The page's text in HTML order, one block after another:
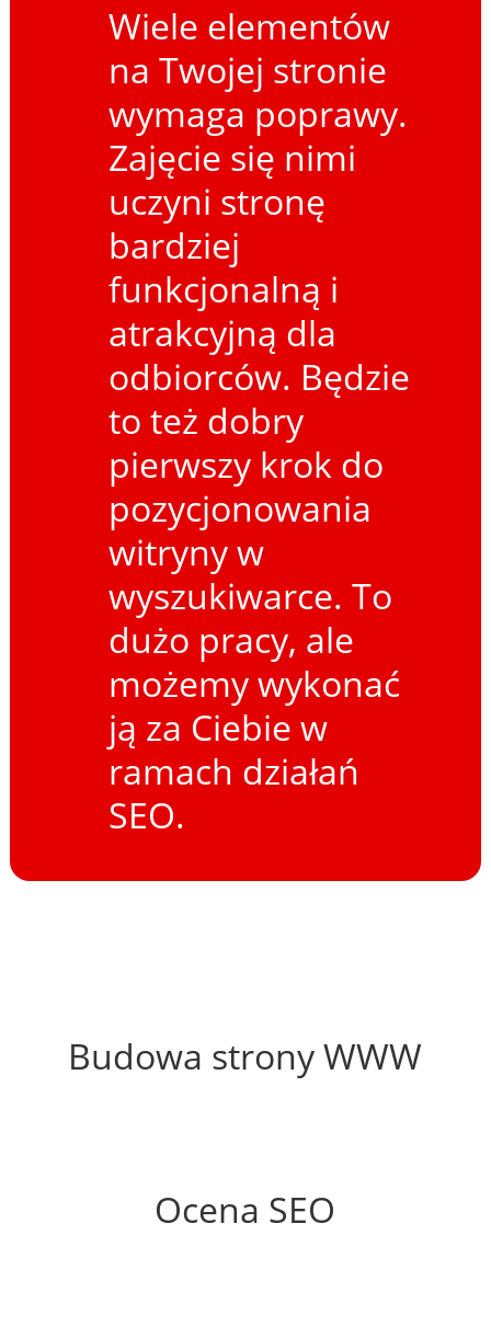
Wiele elementów
na Twojej stronie
wymaga poprawy.
Zajęcie się nimi
uczyni stronę
bardziej
funkcjonalną i
atrakcyjną dla
odbiorców. Będzie
to też dobry
pierwszy krok do
pozycjonowania
witryny w
wyszukiwarce. To
dużo pracy, ale
możemy wykonać
ją za Ciebie w
ramach działań
SEO.
Budowa strony WWW
Ocena SEO